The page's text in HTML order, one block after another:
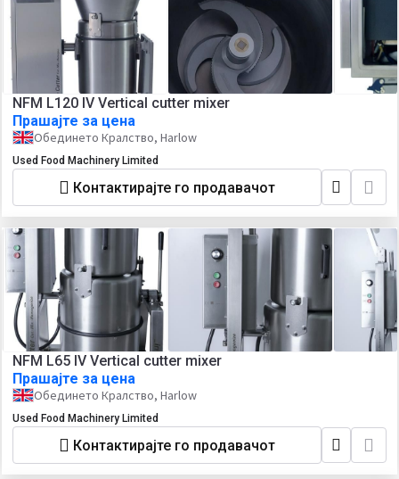
NFM L120 IV Vertical cutter mixer
Прашајте за цена
Обединето Кралство, Harlow
Used Food Machinery Limited
Контактирајте го продавачот
NFM L65 IV Vertical cutter mixer
Прашајте за цена
Обединето Кралство, Harlow
Used Food Machinery Limited
Контактирајте го продавачот